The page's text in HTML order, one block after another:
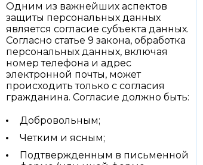
Одним из важнейших аспектов
защиты персональных данных
является согласие субъекта данных.
Согласно статье 9 закона, обработка
персональных данных, включая
номер телефона и адрес
электронной почты, может
происходить только с согласия
гражданина. Согласие должно быть:
Добровольным;
Четким и ясным;
Подтвержденным в письменной